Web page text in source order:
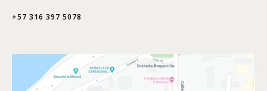
+57 316 397 5078